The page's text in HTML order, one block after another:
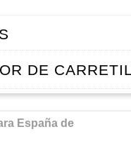
DE
España de